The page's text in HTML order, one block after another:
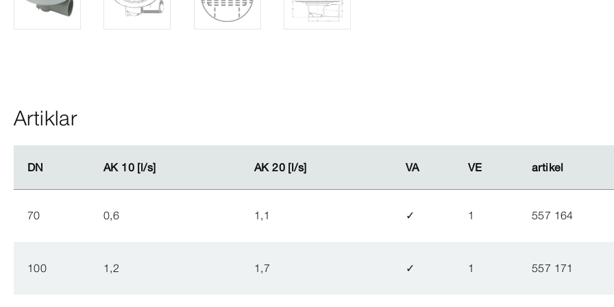
Artiklar
DN AK 10 [l/s] AK 20 [l/s] VA VE artikel
DN AK 10 [l/s] AK 20 [l/s] VA VE artikel
70 0,6 1,1 ✓ 1 557 164
100 1,2 1,7 ✓ 1 557 171